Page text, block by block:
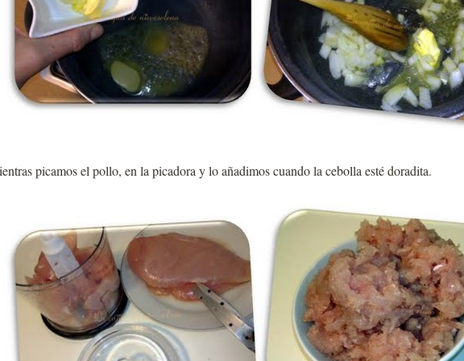
picamos el pollo, en la picadora y lo añadimos cuando la cebolla esté doradita.